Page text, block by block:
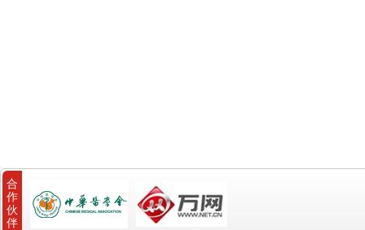
合
作
伙
伴